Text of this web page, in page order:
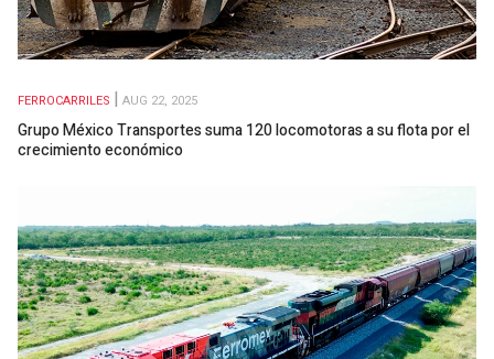
FERROCARRILES AUG 22, 2025
Grupo México Transportes suma 120 locomotoras a su flota por el
crecimiento económico